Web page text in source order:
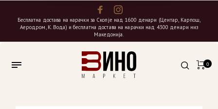
Бесплатна достава на нарачки за Скопје над 1600 денари (Центар, Карпош,
Аеродром, К. Вода) и бесплатна достава на нарачки над 4300 денари низ
Македонија.
0